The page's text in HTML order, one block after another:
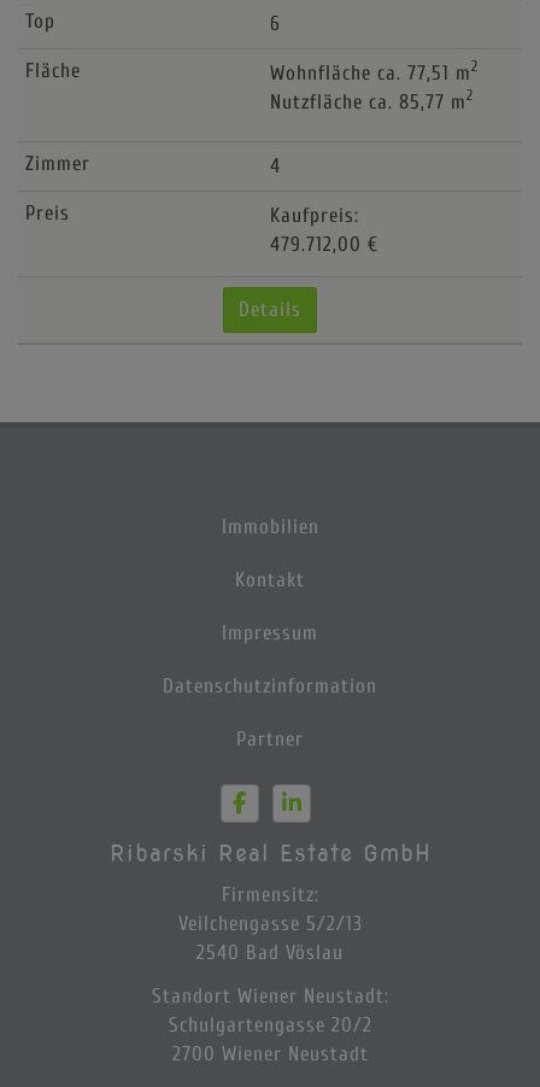
6
Wohnfläche ca. 77,51 m2
Nutzfläche ca. 85,77 m2
4
Kaufpreis:
479.712,00 €
Details
Immobilien
Kontakt
Impressum
Datenschutzinformation
Partner
Ribarski Real Estate GmbH
Firmensitz:
Veilchengasse 5/2/13
2540 Bad Vöslau
Standort Wiener Neustadt:
Schulgartengasse 20/2
2700 Wiener Neustadt